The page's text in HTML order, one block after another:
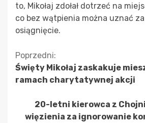
to, Mikołaj zdołał dotrzeć na
co bez wątpienia można uznać
osiągnięcie.
Kontynuuj
czytanie
Poprzedni:
Święty Mikołaj zaskakuje
ramach charytatywnej akcji
20-letni kierowca z
więzienia za ignorowanie